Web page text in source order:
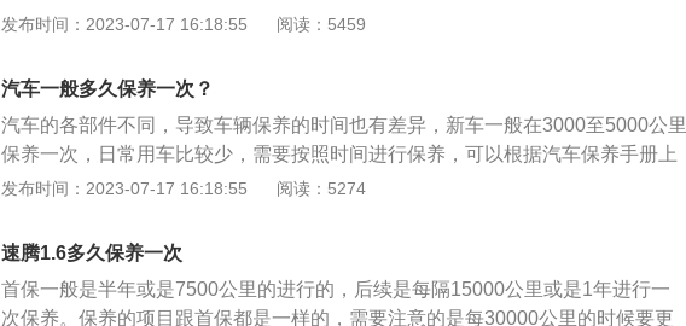
进行，最多不能超过10000公里，而且首次保养免费。速腾第二次保养的时间：
保养间隔里程为15000公里或者时间为1年期限。但假如是涡轮增压车型则有所不
同，涡轮增压车型首保为里程达到5000公里进行，第二次保养为10000公里进
行，其后每次保养间隔为10000公里或者1年。
发布时间：2023-07-17 16:18:55 阅读：5459
汽车一般多久保养一次？
汽车的各部件不同，导致车辆保养的时间也有差异，新车一般在3000至5000公里
保养一次，日常用车比较少，需要按照时间进行保养，可以根据汽车保养手册上
的建议合理的选择汽车保养时间。汽车保养是指定期对汽车相关部分进行检查、
汽车保养主要包含了对发动机系统、变速箱系统、空调系统、冷却系统、燃油系
统、动力转向系统等的保养范围。
发布时间：2023-07-17 16:18:55 阅读：5274
速腾1.6多久保养一次
首保一般是半年或是7500公里的进行的，后续是每隔15000公里或是1年进行一
次保养。保养的项目跟首保都是一样的，需要注意的是每30000公里的时候要更